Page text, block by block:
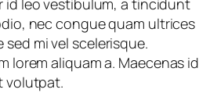
id leo vestibulum, a tincidunt
nec congue quam ultrices
mi vel scelerisque.
lorem aliquam a. Maecenas id
volutpat.